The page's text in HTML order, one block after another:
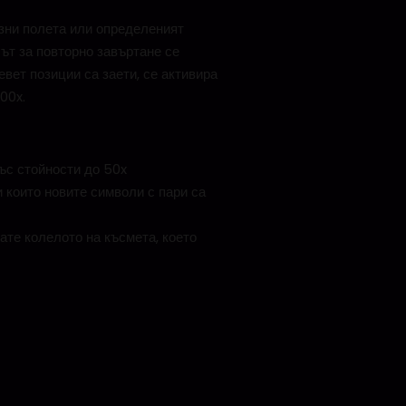
полета или определеният
за повторно завъртане се
позиции са заети, се активира
стойности до 50x
новите символи с пари са
колелото на късмета, което